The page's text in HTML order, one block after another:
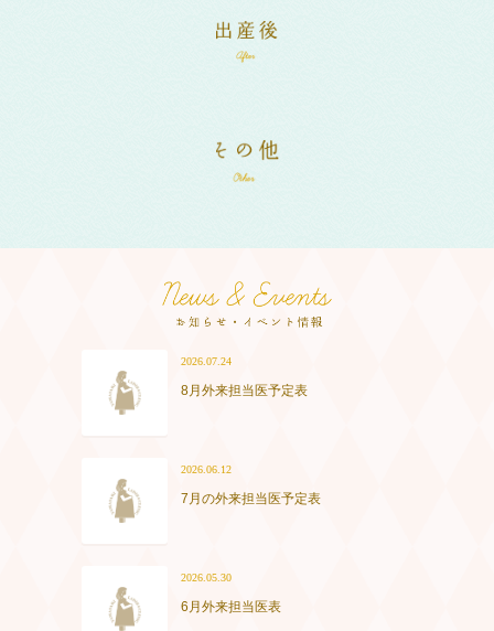
2026.07.24
8月外来担当医予定表
2026.06.12
7月の外来担当医予定表
2026.05.30
6月外来担当医表